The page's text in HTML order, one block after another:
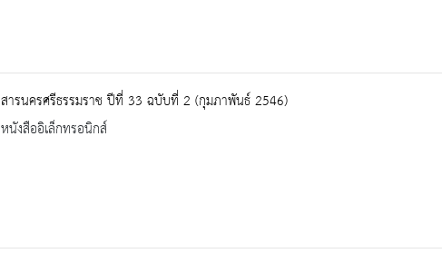
สารนครศรีธรรมราช ปีที่ 33 ฉบับที่ 2 (กุมภาพันธ์ 2546)
หนังสืออิเล็กทรอนิกส์